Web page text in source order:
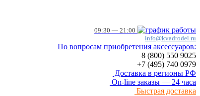
09:30 — 21:00
info@kvadrodel.ru
По вопросам приобретения аксессуаров:
8 (800) 550 9025
+7 (495) 740 0979
Доставка в регионы РФ
On-line заказы — 24 часа
Быстрая доставка